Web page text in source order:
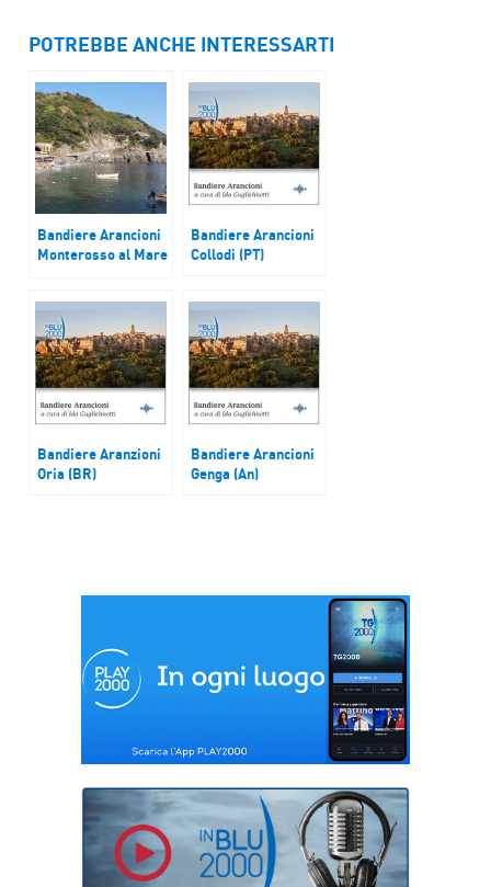
POTREBBE ANCHE INTERESSARTI
Bandiere Arancioni
Monterosso al Mare
Bandiere Arancioni
Collodi (PT)
Bandiere Aranzioni
Oria (BR)
Bandiere Arancioni
Genga (An)